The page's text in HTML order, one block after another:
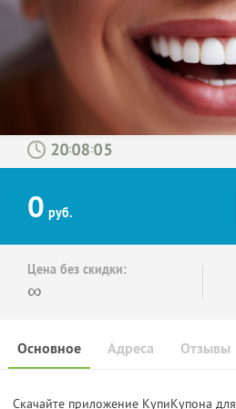
: :
0 руб.
Цена без скидки:
∞
Основное Отзывы
Адреса
Скачайте приложение КупиКупона для